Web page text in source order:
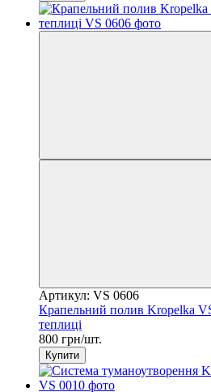
Артикул: VS 0606
Крапельний полив Kropelka
теплиці
800 грн/шт.
Купити